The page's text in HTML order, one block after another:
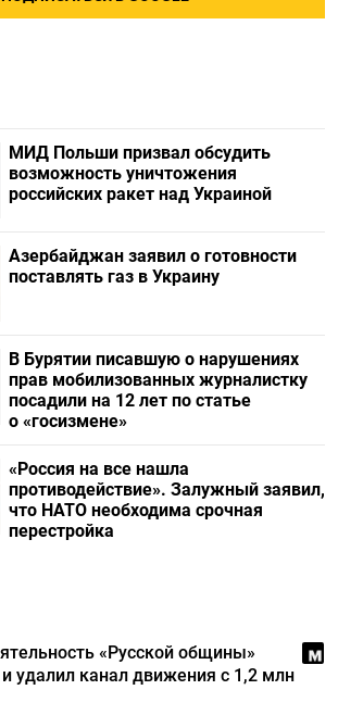
МИД Польши призвал обсудить
возможность уничтожения
российских ракет над Украиной
Азербайджан заявил о готовности
поставлять газ в Украину
В Бурятии писавшую о нарушениях
прав мобилизованных журналистку
посадили на 12 лет по статье
о «госизмене»
«Россия на все нашла
противодействие». Залужный заявил,
что НАТО необходима срочная
перестройка